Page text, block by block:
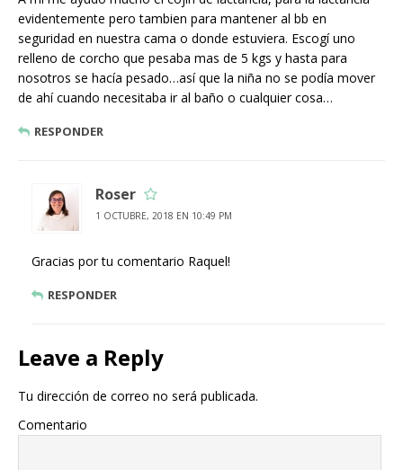
evidentemente pero tambien para mantener al bb en
seguridad en nuestra cama o donde estuviera. Escogí uno
relleno de corcho que pesaba mas de 5 kgs y hasta para
nosotros se hacía pesado…así que la niña no se podía mover
de ahí cuando necesitaba ir al baño o cualquier cosa…
RESPONDER
Roser
1 OCTUBRE, 2018 EN 10:49 PM
Gracias por tu comentario Raquel!
RESPONDER
Leave a Reply
Tu dirección de correo no será publicada.
Comentario